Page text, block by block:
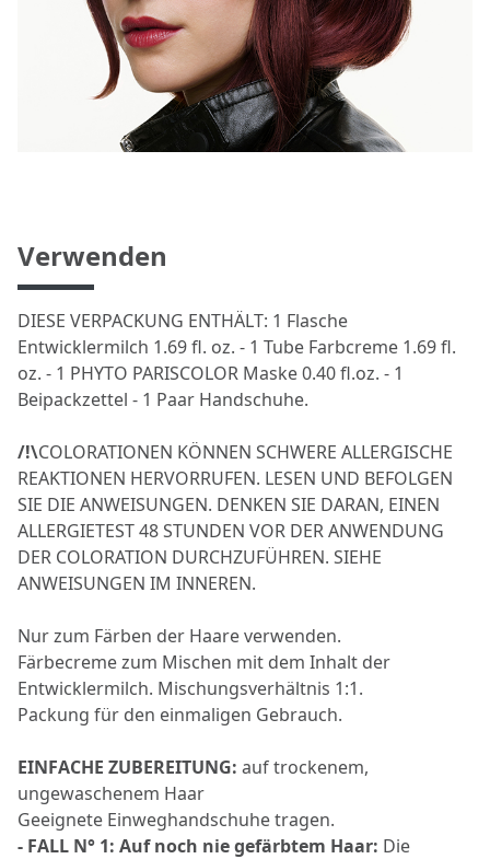
Verwenden
DIESE VERPACKUNG ENTHÄLT: 1 Flasche
Entwicklermilch 1.69 fl. oz. - 1 Tube Farbcreme 1.69 fl.
oz. - 1 PHYTO PARISCOLOR Maske 0.40 fl.oz. - 1
Beipackzettel - 1 Paar Handschuhe.
/!\COLORATIONEN KÖNNEN SCHWERE ALLERGISCHE
REAKTIONEN HERVORRUFEN. LESEN UND BEFOLGEN
SIE DIE ANWEISUNGEN. DENKEN SIE DARAN, EINEN
ALLERGIETEST 48 STUNDEN VOR DER ANWENDUNG
DER COLORATION DURCHZUFÜHREN. SIEHE
ANWEISUNGEN IM INNEREN.
Nur zum Färben der Haare verwenden.
Färbecreme zum Mischen mit dem Inhalt der
Entwicklermilch. Mischungsverhältnis 1:1.
Packung für den einmaligen Gebrauch.
EINFACHE ZUBEREITUNG: auf trockenem,
ungewaschenem Haar
Geeignete Einweghandschuhe tragen.
- FALL N° 1: Auf noch nie gefärbtem Haar: Die